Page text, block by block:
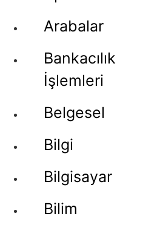
Arabalar
Bankacılık
İşlemleri
Belgesel
Bilgi
Bilgisayar
Bilim